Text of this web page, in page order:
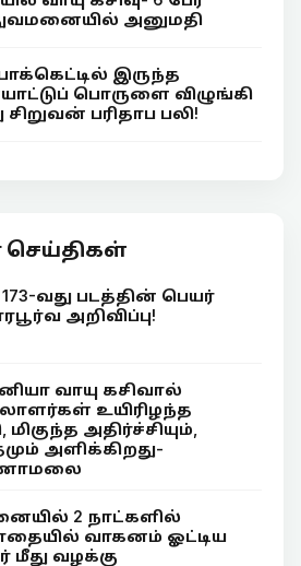
அனுமதி
இருந்த
பொருளை விழுங்கி
சிறுவன் பரிதாப பலி!
செய்திகள்
173-வது படத்தின் பெயர்
அறிவிப்பு!
வாயு கசிவால்
உயிரிழந்த
மிகுந்த அதிர்ச்சியும்,
அளிக்கிறது-
2 நாட்களில்
வாகனம் ஓட்டிய
மீது வழக்கு